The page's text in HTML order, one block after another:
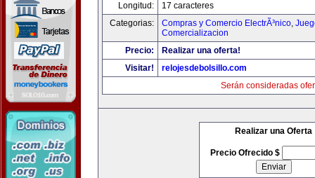
Longitud:
17 caracteres
Categorias:
Compras y Comercio ElectrÃ³nico,
Comercializacion
Precio:
Realizar una oferta!
Visitar!
relojesdebolsillo.com
Serán consideradas
Realizar una Oferta
Precio Ofrecido $